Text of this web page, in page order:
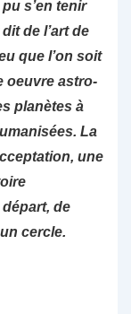
s’en tenir
de l’art de
que l’on soit
oeuvre astro-
planètes à
La
une
de
cercle.